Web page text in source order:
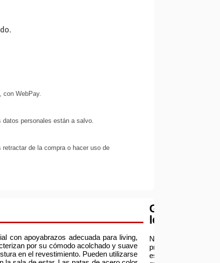
con WebPay.
personales están a salvo.
de la compra o hacer uso de
con apoyabrazos adecuada para living,
por su cómodo acolchado y suave
en el revestimiento. Pueden utilizarse
Garantía
legal
Nuestra
prioridad
es